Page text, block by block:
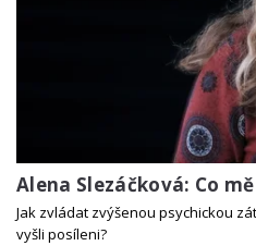
Alena Slezáčková: Co
Jak zvládat zvýšenou psychickou
vyšli posíleni?